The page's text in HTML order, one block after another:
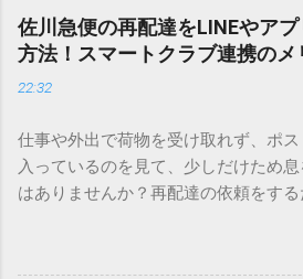
し、似た漢字が多すぎて結局見つから
ません。 そこで今回は、IMEパッドを
ドを打ち込むだけで一瞬で旧字や外字
「文字コード入力」のテクニックを詳
必要はありません。 1. なぜ「変換」
こないのか？ そもそも、なぜ普通の
あるのでしょうか。その理由は、パソ
は、JIS規格（日本産業規格）によっ
佐川急便の再配達をLINEやア
方法！スマートクラブ連携のメ
22:32
仕事や外出で荷物を受け取れず、ポ
入っているのを見て、少しだけため
はありませんか？再配達の依頼をする
ことに申し訳なさを感じたりするこ
ん。 「もっとスムーズに、自分のタ